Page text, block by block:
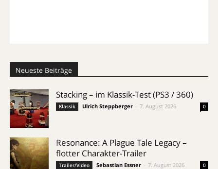
Neueste Beiträge
Stacking – im Klassik-Test (PS3 / 360)
Klassik Ulrich Steppberger 7. August 2026 0
Resonance: A Plague Tale Legacy –
flotter Charakter-Trailer
Trailer/Video Sebastian Essner 7. August 2026 0